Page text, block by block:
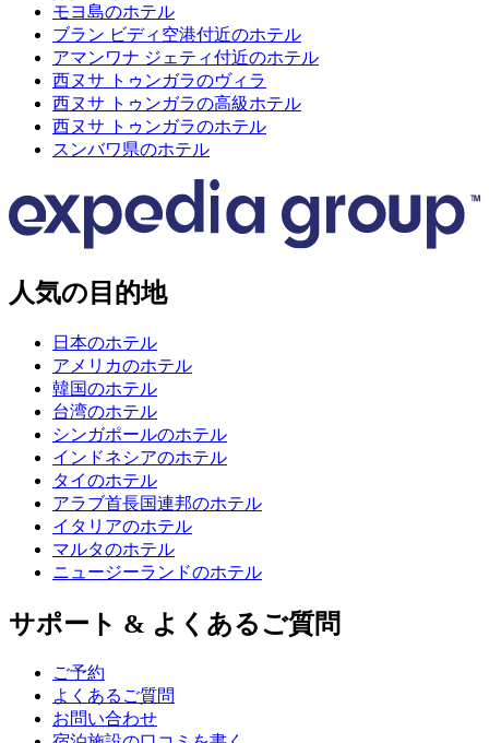
モヨ島のホテル
ブラン ビディ空港付近のホテル
アマンワナ ジェティ付近のホテル
西ヌサ トゥンガラのヴィラ
西ヌサ トゥンガラの高級ホテル
西ヌサ トゥンガラのホテル
スンバワ県のホテル
人気の目的地
日本のホテル
アメリカのホテル
韓国のホテル
台湾のホテル
シンガポールのホテル
インドネシアのホテル
タイのホテル
アラブ首長国連邦のホテル
イタリアのホテル
マルタのホテル
ニュージーランドのホテル
サポート & よくあるご質問
ご予約
よくあるご質問
お問い合わせ